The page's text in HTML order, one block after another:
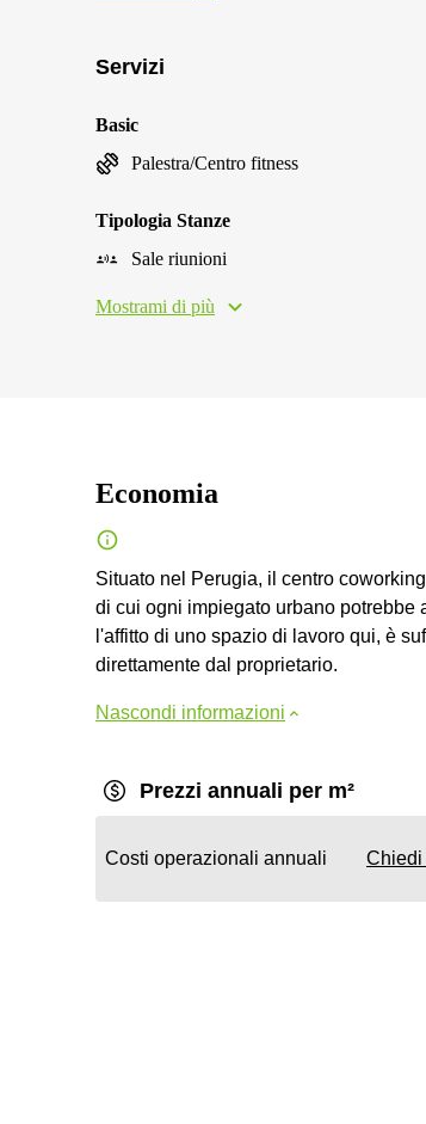
Servizi
Basic
Palestra/Centro fitness
Tipologia Stanze
Sale riunioni
Mostrami di più
Economia
Situato nel Perugia, il centro
di cui ogni impiegato urbano potrebbe
l'affitto di uno spazio di lavoro qui, è
direttamente dal proprietario.
Nascondi informazioni
Prezzi annuali per m²
Costi operazionali annuali Chiedi